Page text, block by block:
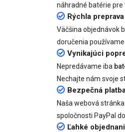
náhradné batérie pre
Rýchla preprava
Väčšina objednávok
doručenia
Vynikajúci
Nepredávame iba
Nechajte nám svoje
Bezpečná
Naša webová
spoločnosti PayPal
Ľahké